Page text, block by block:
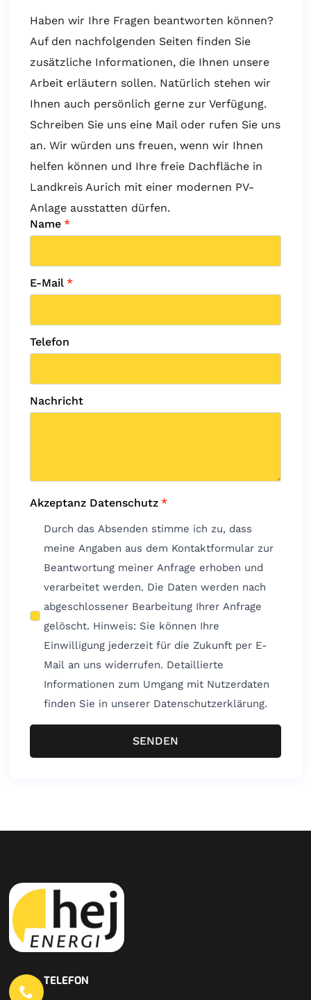
Haben wir Ihre Fragen beantworten können?
Auf den nachfolgenden Seiten finden Sie
zusätzliche Informationen, die Ihnen unsere
Arbeit erläutern sollen. Natürlich stehen wir
Ihnen auch persönlich gerne zur Verfügung.
Schreiben Sie uns eine Mail oder rufen Sie uns
an. Wir würden uns freuen, wenn wir Ihnen
helfen können und Ihre freie Dachfläche in
Landkreis Aurich mit einer modernen PV-
Anlage ausstatten dürfen.
Name *
E-Mail *
Telefon
Nachricht
Akzeptanz Datenschutz *
Durch das Absenden stimme ich zu, dass
meine Angaben aus dem Kontaktformular zur
Beantwortung meiner Anfrage erhoben und
verarbeitet werden. Die Daten werden nach
abgeschlossener Bearbeitung Ihrer Anfrage
gelöscht. Hinweis: Sie können Ihre
Einwilligung jederzeit für die Zukunft per E-
Mail an uns widerrufen. Detaillierte
Informationen zum Umgang mit Nutzerdaten
finden Sie in unserer Datenschutzerklärung.
SENDEN
TELEFON